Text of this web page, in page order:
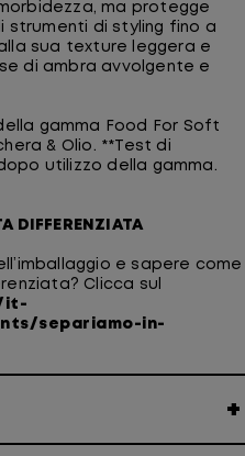
ma protegge
strumenti di styling fino a
sua texture leggera e
di ambra avvolgente e
gamma Food For Soft
& Olio. **Test di
utilizzo della gamma.
DIFFERENZIATA
e sapere come
Clicca sul
it-
separiamo-in-
+